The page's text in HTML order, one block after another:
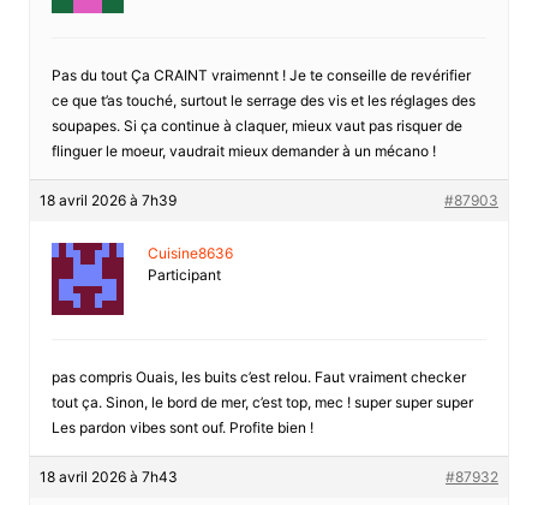
Pas du tout Ça CRAINT vraimennt ! Je te conseille de revérifier
ce que t’as touché, surtout le serrage des vis et les réglages des
soupapes. Si ça continue à claquer, mieux vaut pas risquer de
flinguer le moeur, vaudrait mieux demander à un mécano !
18 avril 2026 à 7h39 #87903
Cuisine8636
Participant
pas compris Ouais, les buits c’est relou. Faut vraiment checker
tout ça. Sinon, le bord de mer, c’est top, mec ! super super super
Les pardon vibes sont ouf. Profite bien !
18 avril 2026 à 7h43 #87932